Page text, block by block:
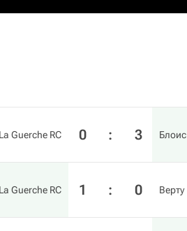
Guerche RC 0 : 3 Блоис
Guerche RC 1 : 0 Верту